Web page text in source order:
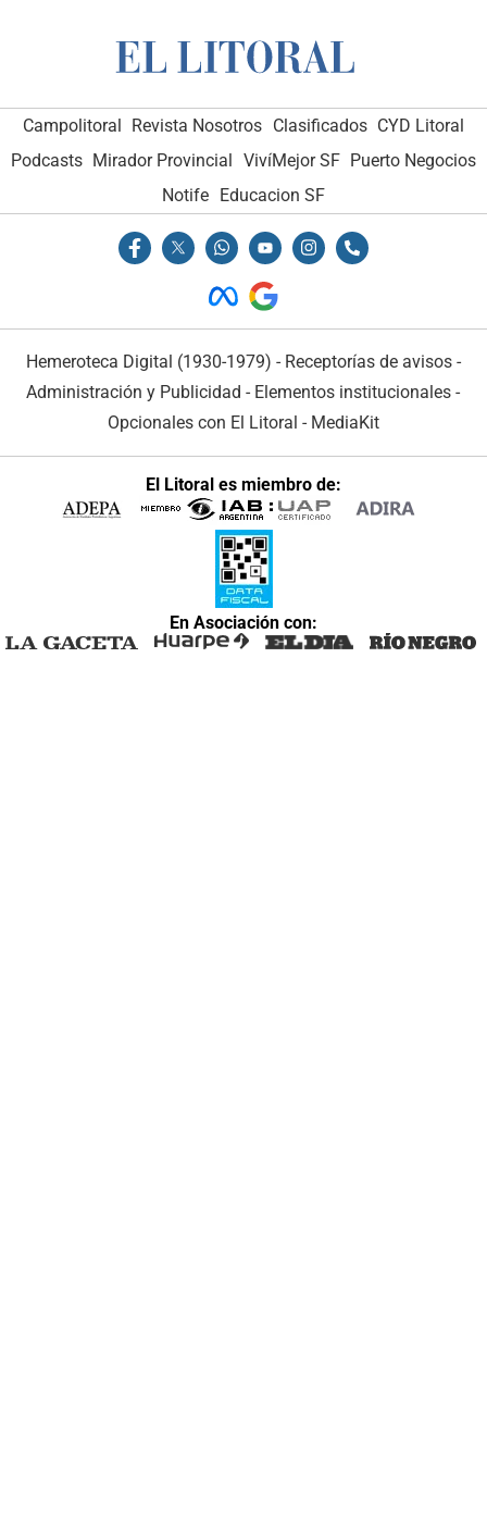
Campolitoral Revista Nosotros Clasificados CYD Litoral
Podcasts Mirador Provincial VivíMejor SF Puerto Negocios
Notife Educacion SF
Hemeroteca Digital (1930-1979) - Receptorías de avisos -
Administración y Publicidad - Elementos institucionales -
Opcionales con El Litoral - MediaKit
El Litoral es miembro de:
En Asociación con: